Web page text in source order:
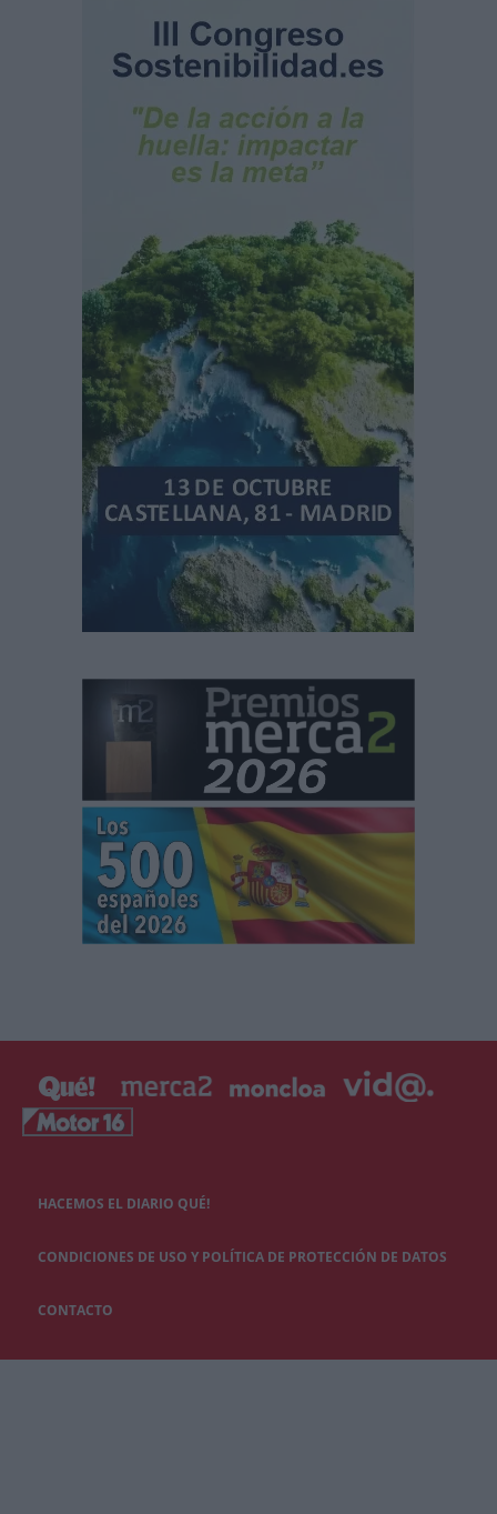
HACEMOS EL DIARIO QUÉ!
CONDICIONES DE USO Y POLÍTICA DE PROTECCIÓN DE DATOS
CONTACTO